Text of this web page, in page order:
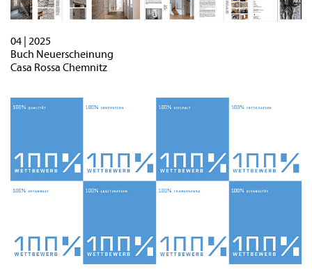
04 | 2025
Buch Neuerscheinung
Casa Rossa Chemnitz